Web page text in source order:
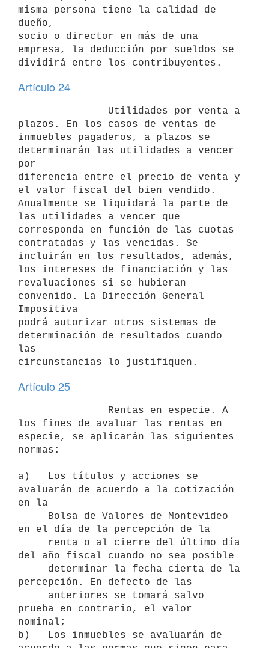
misma persona tiene la calidad de
dueño,
socio o director en más de una
empresa, la deducción por sueldos se
dividirá entre los contribuyentes.
Artículo 24
plazos. En los casos de ventas de
inmuebles pagaderos, a plazos se
determinarán las utilidades a vencer
por
diferencia entre el precio de venta y
el valor fiscal del bien vendido.
Anualmente se liquidará la parte de
las utilidades a vencer que
corresponda en función de las cuotas
contratadas y las vencidas. Se
incluirán en los resultados, además,
los intereses de financiación y las
revaluaciones si se hubieran
convenido. La Dirección General
Impositiva
podrá autorizar otros sistemas de
determinación de resultados cuando
las
Artículo 25
los fines de avaluar las rentas en
especie, se aplicarán las siguientes
normas:
a)   Los títulos y acciones se
avaluarán de acuerdo a la cotización
en la
en el día de la percepción de la
del año fiscal cuando no sea posible
percepción. En defecto de las
prueba en contrario, el valor
nominal;
b)   Los inmuebles se avaluarán de